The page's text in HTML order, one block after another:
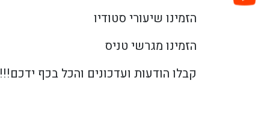
הזמינו שיעורי סטודיו
הזמינו מגרשי טניס
קבלו הודעות ועדכונים והכל בכף ידכם!!!